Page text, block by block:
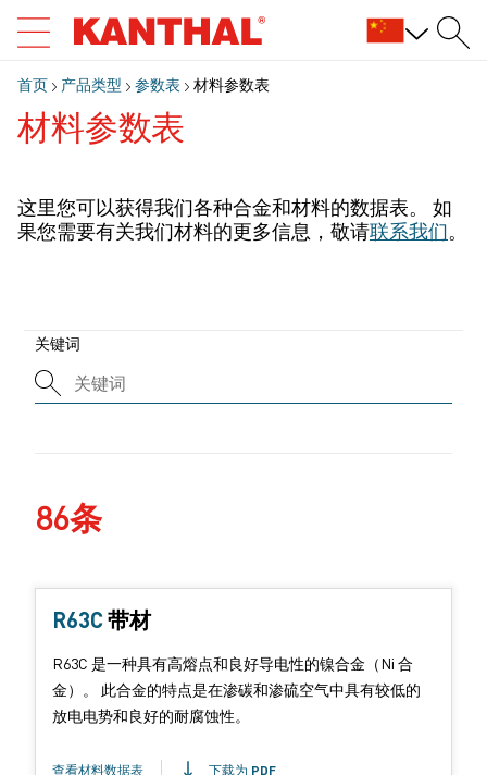
首页 产品类型 参数表 材料参数表
材料参数表
这里您可以获得我们各种合金和材料的数据表。 如
果您需要有关我们材料的更多信息，敬请联系我们。
关键词
86条
R63C产
形
式
：
带材
R63C 是一种具有高熔点和良好导电性的镍合金（Ni 合
金）。 此合金的特点是在渗碳和渗硫空气中具有较低的
放电电势和良好的耐腐蚀性。
查看材料数据表 下载为 PDF